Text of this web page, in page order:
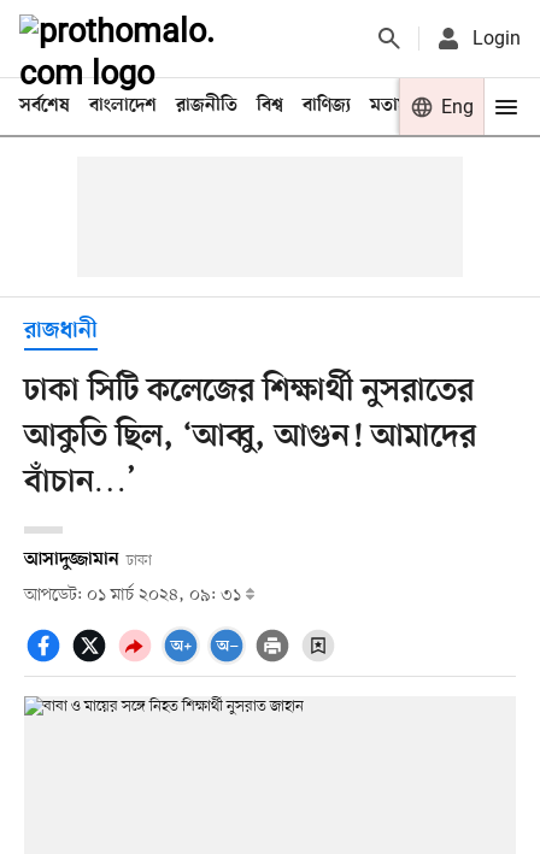
Login
সর্বশেষ বাংলাদেশ রাজনীতি বিশ্ব বাণিজ্য মতামত খেলা
Eng
রাজধানী
ঢাকা সিটি কলেজের শিক্ষার্থী নুসরাতের
আকুতি ছিল, ‘আব্বু, আগুন! আমাদের
বাঁচান…’
আসাদুজ্জামান ঢাকা
আপডেট: ০১ মার্চ ২০২৪, ০৯: ৩১